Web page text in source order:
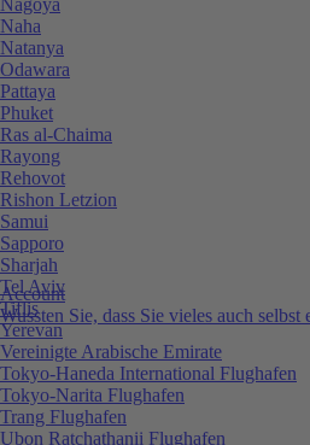
Account
Wussten Sie, dass Sie vieles auch selbst
Naha
Natanya
Odawara
Pattaya
Phuket
Ras al-Chaima
Rayong
Rehovot
Rishon Letzion
Samui
Sapporo
Sharjah
Tel Aviv
Tiflis
Yerevan
Vereinigte Arabische Emirate
Tokyo-Haneda International Flughafen
Tokyo-Narita Flughafen
Trang Flughafen
Ubon Ratchathanii Flughafen